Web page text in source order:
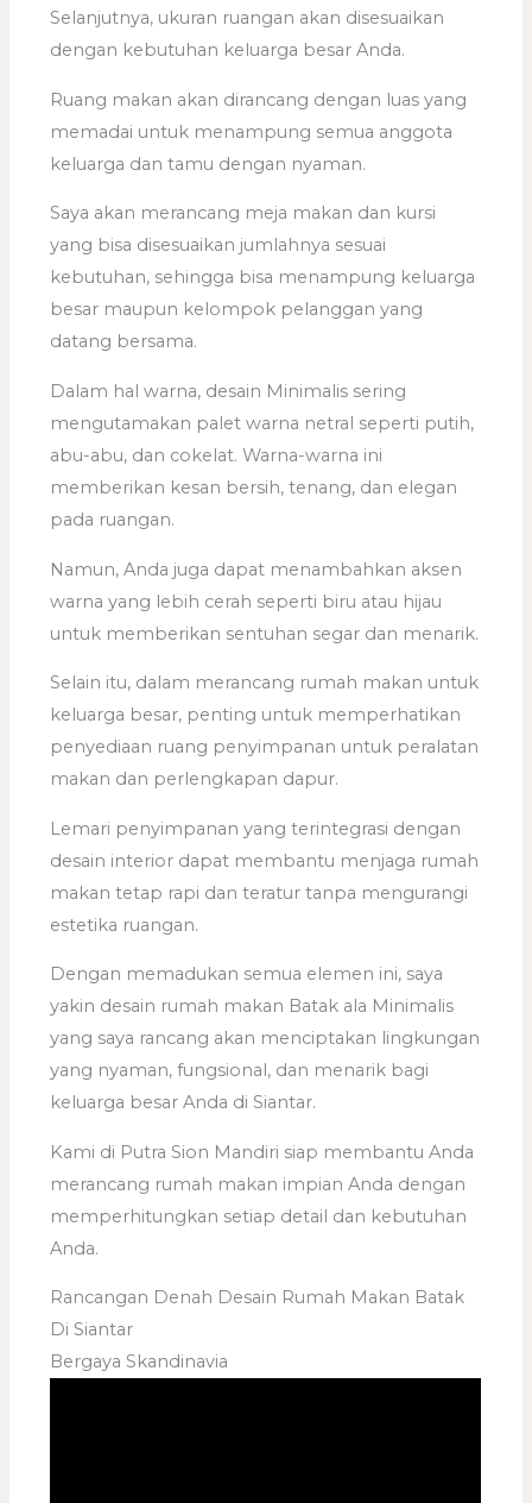
Selanjutnya, ukuran ruangan akan disesuaikan
dengan kebutuhan keluarga besar Anda.
Ruang makan akan dirancang dengan luas yang
memadai untuk menampung semua anggota
keluarga dan tamu dengan nyaman.
Saya akan merancang meja makan dan kursi
yang bisa disesuaikan jumlahnya sesuai
kebutuhan, sehingga bisa menampung keluarga
besar maupun kelompok pelanggan yang
datang bersama.
Dalam hal warna, desain Minimalis sering
mengutamakan palet warna netral seperti putih,
abu-abu, dan cokelat. Warna-warna ini
memberikan kesan bersih, tenang, dan elegan
pada ruangan.
Namun, Anda juga dapat menambahkan aksen
warna yang lebih cerah seperti biru atau hijau
untuk memberikan sentuhan segar dan menarik.
Selain itu, dalam merancang rumah makan untuk
keluarga besar, penting untuk memperhatikan
penyediaan ruang penyimpanan untuk peralatan
makan dan perlengkapan dapur.
Lemari penyimpanan yang terintegrasi dengan
desain interior dapat membantu menjaga rumah
makan tetap rapi dan teratur tanpa mengurangi
estetika ruangan.
Dengan memadukan semua elemen ini, saya
yakin desain rumah makan Batak ala Minimalis
yang saya rancang akan menciptakan lingkungan
yang nyaman, fungsional, dan menarik bagi
keluarga besar Anda di Siantar.
Kami di Putra Sion Mandiri siap membantu Anda
merancang rumah makan impian Anda dengan
memperhitungkan setiap detail dan kebutuhan
Anda.
Rancangan Denah Desain Rumah Makan Batak
Di Siantar
Bergaya Skandinavia